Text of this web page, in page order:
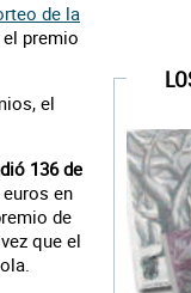
de la
premio
el
136 de
en
de
que el